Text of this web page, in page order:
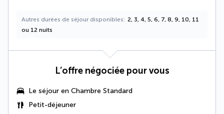
Autres durées de séjour disponibles
2, 3, 4, 5, 6, 7, 8, 9, 10, 11
ou 12 nuits
L’offre négociée pour vous
Le séjour en Chambre Standard
Petit-déjeuner